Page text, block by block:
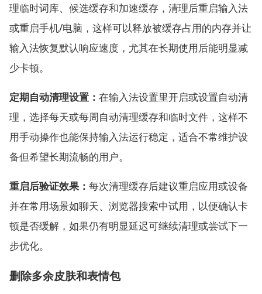
理临时词库、候选缓存和加速缓存，清理后重启输入法
或重启手机/电脑，这样可以释放被缓存占用的内存并让
输入法恢复默认响应速度，尤其在长期使用后能明显减
少卡顿。
定期自动清理设置： 在输入法设置里开启或设置自动清
理，选择每天或每周自动清理缓存和临时文件，这样不
用手动操作也能保持输入法运行稳定，适合不常维护设
备但希望长期流畅的用户。
重启后验证效果： 每次清理缓存后建议重启应用或设备
并在常用场景如聊天、浏览器搜索中试用，以便确认卡
顿是否缓解，如果仍有明显延迟可继续清理或尝试下一
步优化。
删除多余皮肤和表情包